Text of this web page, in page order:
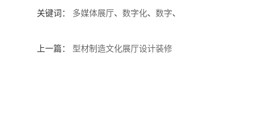
关键词： 多媒体展厅、 数字化、 数字、
上一篇： 型材制造文化展厅设计装修